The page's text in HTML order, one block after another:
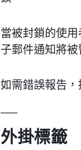
當被封鎖的使
子郵件通知將被
如需錯誤報告
外掛標籤